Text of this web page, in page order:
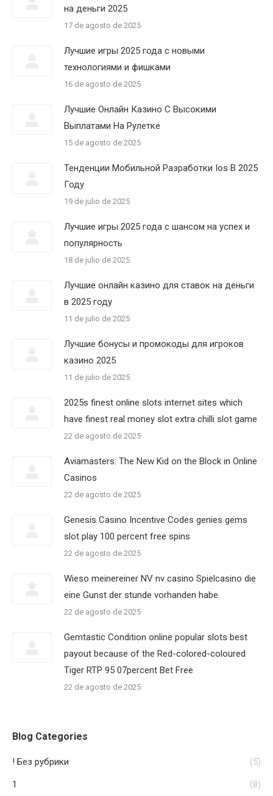
на деньги 2025
17 de agosto de 2025
Лучшие игры 2025 года с новыми
технологиями и фишками
16 de agosto de 2025
Лучшие Онлайн Казино С Высокими
Выплатами На Рулетке
15 de agosto de 2025
Тенденции Мобильной Разработки Ios В 2025
Году
19 de julio de 2025
Лучшие игры 2025 года с шансом на успех и
популярность
18 de julio de 2025
Лучшие онлайн казино для ставок на деньги
в 2025 году
11 de julio de 2025
Лучшие бонусы и промокоды для игроков
казино 2025
11 de julio de 2025
2025s finest online slots internet sites which
have finest real money slot extra chilli slot game
22 de agosto de 2025
Aviamasters: The New Kid on the Block in Online
Casinos
22 de agosto de 2025
Genesis Casino Incentive Codes genies gems
slot play 100 percent free spins
22 de agosto de 2025
Wieso meinereiner NV nv casino Spielcasino die
eine Gunst der stunde vorhanden habe
22 de agosto de 2025
Gemtastic Condition online popular slots best
payout because of the Red-colored-coloured
Tiger RTP 95 07percent Bet Free
22 de agosto de 2025
Blog Categories
! Без рубрики (5)
1 (8)